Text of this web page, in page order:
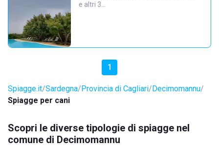
e altri 3…
1
Spiagge.it Sardegna Provincia di Cagliari Decimomannu
Spiagge per cani
Scopri le diverse tipologie di spiagge nel
comune di Decimomannu